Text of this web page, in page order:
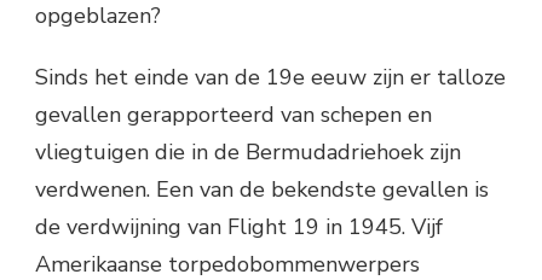
opgeblazen?
Sinds het einde van de 19e eeuw zijn er talloze
gevallen gerapporteerd van schepen en
vliegtuigen die in de Bermudadriehoek zijn
verdwenen. Een van de bekendste gevallen is
de verdwijning van Flight 19 in 1945. Vijf
Amerikaanse torpedobommenwerpers